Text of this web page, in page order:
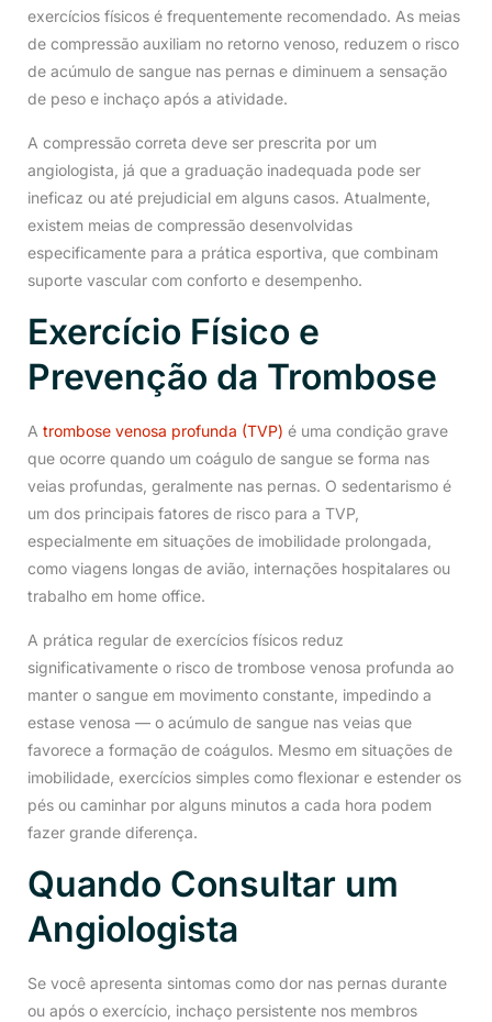
exercícios físicos é frequentemente recomendado. As meias
de compressão auxiliam no retorno venoso, reduzem o risco
de acúmulo de sangue nas pernas e diminuem a sensação
de peso e inchaço após a atividade.
A compressão correta deve ser prescrita por um
angiologista, já que a graduação inadequada pode ser
ineficaz ou até prejudicial em alguns casos. Atualmente,
existem meias de compressão desenvolvidas
especificamente para a prática esportiva, que combinam
suporte vascular com conforto e desempenho.
Exercício Físico e
Prevenção da Trombose
A trombose venosa profunda (TVP) é uma condição grave
que ocorre quando um coágulo de sangue se forma nas
veias profundas, geralmente nas pernas. O sedentarismo é
um dos principais fatores de risco para a TVP,
especialmente em situações de imobilidade prolongada,
como viagens longas de avião, internações hospitalares ou
trabalho em home office.
A prática regular de exercícios físicos reduz
significativamente o risco de trombose venosa profunda ao
manter o sangue em movimento constante, impedindo a
estase venosa — o acúmulo de sangue nas veias que
favorece a formação de coágulos. Mesmo em situações de
imobilidade, exercícios simples como flexionar e estender os
pés ou caminhar por alguns minutos a cada hora podem
fazer grande diferença.
Quando Consultar um
Angiologista
Se você apresenta sintomas como dor nas pernas durante
ou após o exercício, inchaço persistente nos membros